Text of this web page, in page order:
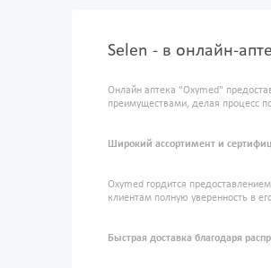
Selen - в онлайн-
Онлайн аптека "Oxymed"
преимуществами, делая процесс
Широкий ассортимент и
Oxymed гордится
клиентам полную уверенность в
Быстрая доставка благодаря